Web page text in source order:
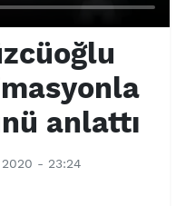
anlattı
2020 - 23:24